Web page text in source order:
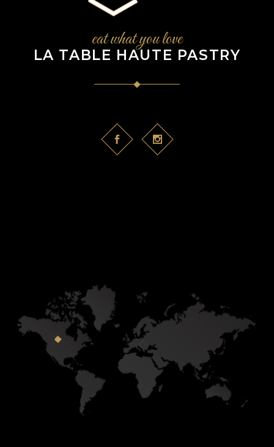
eat what you love
LA TABLE HAUTE PASTRY